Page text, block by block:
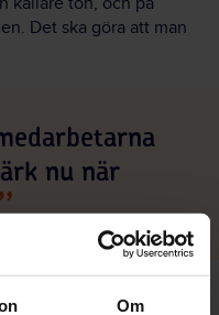
Om
Det ska göra att man
nu när